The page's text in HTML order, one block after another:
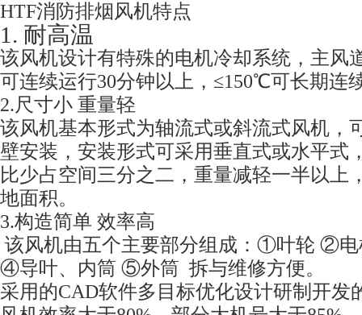
HTF消防排烟风机特点
1. 耐高温
该风机设计有特殊的电机冷却系统，主风
可连续运行30分钟以上，≤150℃可长期连
2.尺寸小 重量轻
该风机基本形式为轴流式或斜流式风机，
壁安装，安装形式可采用垂直式或水平式
比少占空间三分之二，重量减轻一半以上
地面积。
3.构造简单 效率高
该风机由五个主要部分组成：①叶轮 ②
④导叶、内筒 ⑤外筒 拆与维修方便。
采用的CAD软件多目标优化设计研制开发